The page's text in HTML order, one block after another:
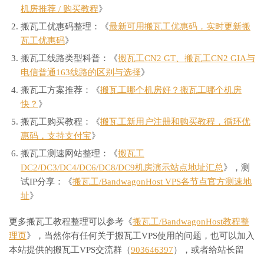
机房推荐 / 购买教程》
搬瓦工优惠码整理：《最新可用搬瓦工优惠码，实时更新搬
瓦工优惠码》
搬瓦工线路类型科普：《搬瓦工CN2 GT、搬瓦工CN2 GIA与
电信普通163线路的区别与选择》
搬瓦工方案推荐：《搬瓦工哪个机房好？搬瓦工哪个机房
快？ 》
搬瓦工购买教程：《搬瓦工新用户注册和购买教程，循环优
惠码，支持支付宝》
搬瓦工测速网站整理：《搬瓦工
DC2/DC3/DC4/DC6/DC8/DC9机房演示站点地址汇总》，测
试IP分享：《搬瓦工/BandwagonHost VPS各节点官方测速地
址》
更多搬瓦工教程整理可以参考《搬瓦工/BandwagonHost教程整
理页》，当然你有任何关于搬瓦工VPS使用的问题，也可以加入
本站提供的搬瓦工VPS交流群（903646397），或者给站长留